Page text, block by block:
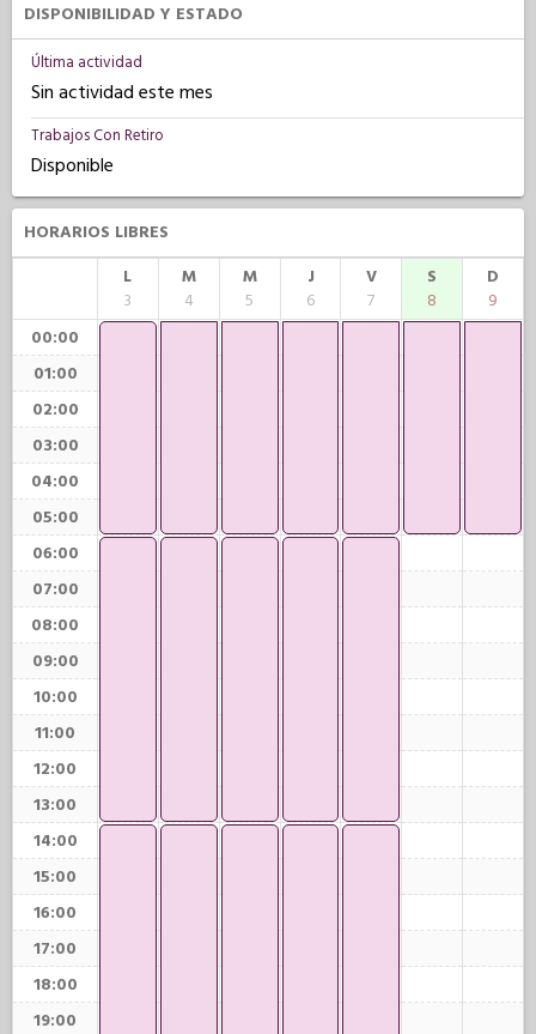
DISPONIBILIDAD Y ESTADO
Última actividad
Sin actividad este mes
Trabajos Con Retiro
Disponible
HORARIOS LIBRES
L
3
M
4
M
5
J
6
V
7
S
8
D
9
00:00
01:00
02:00
03:00
04:00
05:00
06:00
07:00
08:00
09:00
10:00
11:00
12:00
13:00
14:00
15:00
16:00
17:00
18:00
19:00